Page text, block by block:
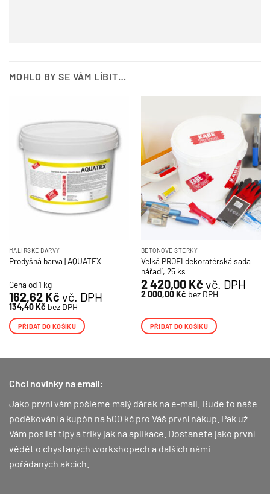
MOHLO BY SE VÁM LÍBIT…
MALÍŘSKÉ BARVY
Prodyšná barva | AQUATEX
Cena od 1 kg
162,62 Kč vč. DPH
134,40Kč bez DPH
PŘIDAT DO KOŠÍKU
BETONOVÉ STĚRKY
Velká PROFI dekoratérská sada
nářadí, 25 ks
2 420,00 Kč vč. DPH
2 000,00Kč bez DPH
PŘIDAT DO KOŠÍKU
Chci novinky na email:
Jako první vám pošleme malý dárek na e-mail. Bude to naše
poděkování a kupón na 500 kč pro Váš první nákup. Pak už
Vám posílat tipy a triky jak na aplikace. Dostanete jako první
vědět o chystaných workshopech a dalších námi
pořádaných akcích.